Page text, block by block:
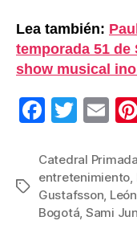
Lea también:
temporada 51
show musical
F
c
e
b
T
tt
er
E
ail
Etiquetas
Catedral Primada
entretenimiento,
Gustafsson,
Bogotá, Sami